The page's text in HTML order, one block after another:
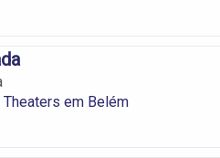
Theaters em Belém